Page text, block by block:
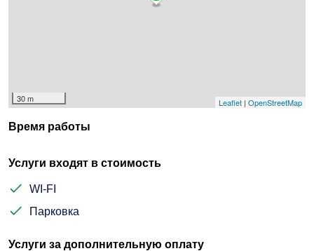
30 m Leaflet | OpenStreetMap
Время работы
Услуги входят в стоимость
WI-FI
Парковка
Услуги за дополнительную оплату